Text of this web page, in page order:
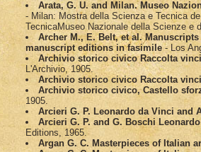
Arata, G. U. and Milan. Museo
- Milan: Mostra della Scienza e Tecnica
TecnicaMuseo Nazionale della Scienze e
Archer M., E. Belt, et al.
manuscript editions in fasimile - Los
Archivio storico civico Raccolta
L'Archivio, 1905.
Archivio storico civico Raccolta
Archivio storico civico, Castello
1905.
Arcieri G. P. Leonardo da Vinci and
Arcieri G. P. and G. Boschi
Editions, 1965.
Argan G. C. Masterpieces of Italian